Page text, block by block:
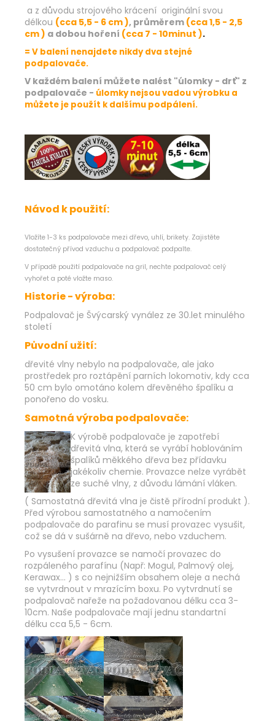
a z důvodu strojového krácení originální svou
délkou (cca 5,5 - 6 cm ), průměrem (cca 1,5 - 2,5
cm ) a dobou hoření (cca 7 - 10minut ).
= V balení nenajdete nikdy dva stejné
podpalovače.
V každém balení můžete nalést "úlomky - drť" z
podpalovače - úlomky nejsou vadou výrobku a
můžete je použít k dalšímu podpálení.
Návod k použití:
Vložíte 1-3 ks podpalovače mezi dřevo, uhlí, brikety. Zajistěte
dostatečný přívod vzduchu a podpalovač podpalte.
V případě použití podpalovače na gril, nechte podpalovač celý
vyhořet a poté vložte maso.
Historie - výroba:
Podpalovač je Švýcarský vynález ze 30.let minulého
století
Původní užití:
dřevité vlny nebylo na podpalovače, ale jako
prostředek pro roztápění parních lokomotiv, kdy cca
50 cm bylo omotáno kolem dřevěného špalíku a
ponořeno do vosku.
Samotná výroba podpalovače:
K výrobě podpalovače je zapotřebí
dřevitá vlna, která se vyrábí hoblováním
špalíků měkkého dřeva bez přídavku
jakékoliv chemie. Provazce nelze vyrábět
ze suché vlny, z důvodu lámání vláken.
( Samostatná dřevitá vlna je čistě přírodní produkt ).
Před výrobou samostatného a namočením
podpalovače do parafinu se musí provazec vysušit,
což se dá v sušárně na dřevo, nebo vzduchem.
Po vysušení provazce se namočí provazec do
rozpáleného parafínu (Např: Mogul, Palmový olej,
Kerawax... ) s co nejnižším obsahem oleje a nechá
se vytvrdnout v mrazícím boxu. Po vytvrdnutí se
podpalovač nařeže na požadovanou délku cca 3-
10cm. Naše podpalovače mají jednu standartní
délku cca 5,5 - 6cm.